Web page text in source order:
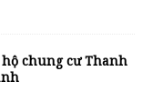
chung cư Thanh